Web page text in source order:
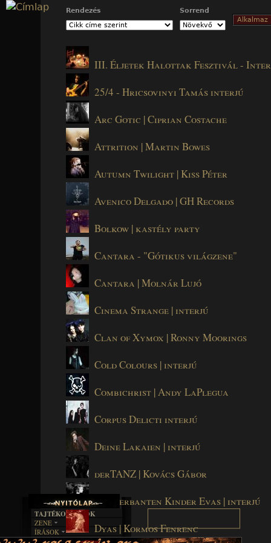
Jump to navigation
Rendezés Sorrend
III. Éljetek Halottak Fesztivál -
25/4 - Hricsovinyi Tamás interjú
Arc Gotic | Ciprian Costache
Attrition | Martin Bowes
Autumn Twilight | Kiss Péter
Avenico Delgado | GH Records
Bolkow | kastély party
Cantara - "Gótikus világzene"
Cantara | Molnár Lujó
Cinema Strange | interjú
Clan of Xymox | Ronny Moorings
Cold Colours | interjú
Combichrist | Andy LaPlegua
Corpus Delicti interjú
Deine Lakaien | interjú
derTANZ | Kovács Gábor
Die Verbanten Kinder Evas | interjú
Dyas | Kormos Fenrenc
TAJTÉKOS LAPOK
ZENE
EGYÜTTESEK
ÍRÁSOK
BOSZORKÁNYKONYHA